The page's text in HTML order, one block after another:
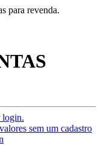
para revenda.
login.
sem um cadastro